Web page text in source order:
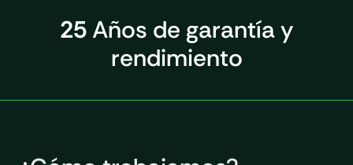
25 Años de garantía y
rendimiento